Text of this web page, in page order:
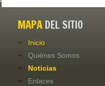
MAPA DEL SITIO
Inicio
Quiénes Somos
Noticias
Enlaces